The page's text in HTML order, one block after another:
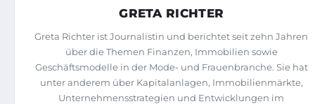
GRETA RICHTER
Greta Richter ist Journalistin und berichtet seit zehn Jahren
über die Themen Finanzen, Immobilien sowie
Geschäftsmodelle in der Mode- und Frauenbranche. Sie hat
unter anderem über Kapitalanlagen, Immobilienmärkte,
Unternehmensstrategien und Entwicklungen im